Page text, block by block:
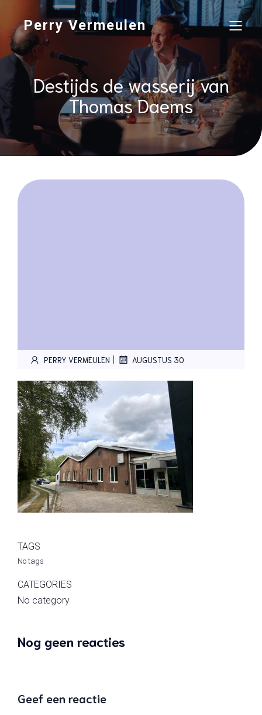
Perry Vermeulen
Destijds de wasserij van
Thomas Daems
PERRY VERMEULEN | AUGUSTUS 30
TAGS
No tags
CATEGORIES
No category
Nog geen reacties
Geef een reactie